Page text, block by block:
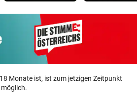
Monate ist, ist zum jetzigen Zeitpunkt